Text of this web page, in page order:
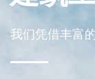
我们凭借丰富